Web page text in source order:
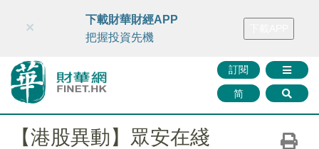
財華智庫網 FINTV FINMETA 財華證券 媒體矩陣
訂閱
简
×
下載財華財經APP
把握投資先機
【港股異動】眾安在綫